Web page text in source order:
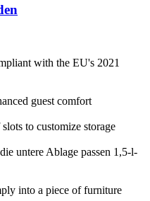
with the EU's 2021
guest comfort
to customize storage
untere Ablage passen 1,5-l-
into a piece of furniture